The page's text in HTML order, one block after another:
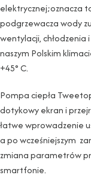
elektrycznej;oznacza
podgrzewacza wody
wentylacji, chłodzenia
naszym Polskim
+45° C.
Pompa ciepła
dotykowy ekran i
łatwe wprowadzenie
a po wcześniejszym
zmiana parametrów
smartfonie.